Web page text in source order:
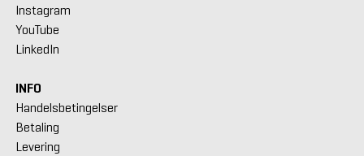
Instagram
YouTube
LinkedIn
INFO
Handelsbetingelser
Betaling
Levering